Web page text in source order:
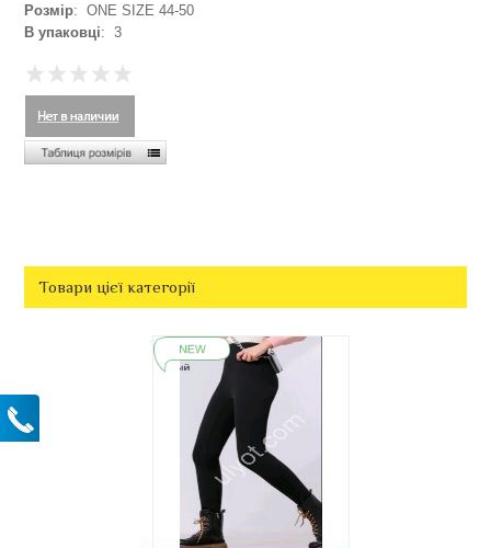
Розмір: ONE SIZE 44-50
В упаковці: 3
Товари цієї категорії